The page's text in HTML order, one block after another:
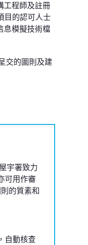
工程師及註冊
目的認可人士
息模擬技術檔
交的圖則及建
宇署致力
可用作審
的質素和
自動核查